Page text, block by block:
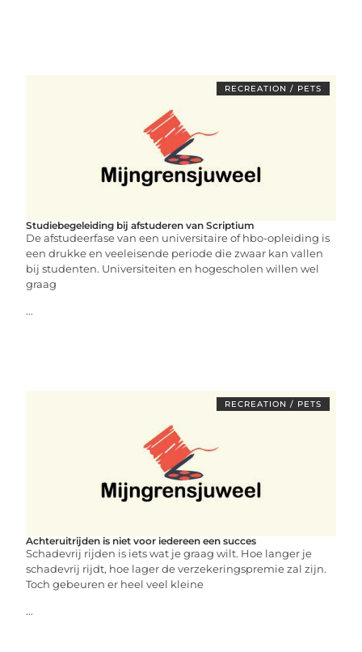
RECREATION / PETS
Studiebegeleiding bij afstuderen van Scriptium
De afstudeerfase van een universitaire of hbo-opleiding is
een drukke en veeleisende periode die zwaar kan vallen
bij studenten. Universiteiten en hogescholen willen wel
graag
...
RECREATION / PETS
Achteruitrijden is niet voor iedereen een succes
Schadevrij rijden is iets wat je graag wilt. Hoe langer je
schadevrij rijdt, hoe lager de verzekeringspremie zal zijn.
Toch gebeuren er heel veel kleine
...